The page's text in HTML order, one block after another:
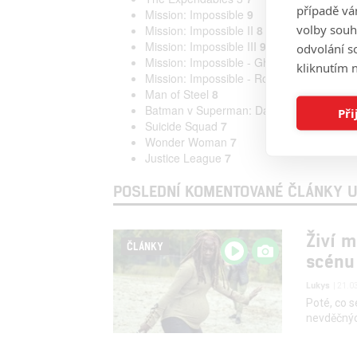
Mission: Impossible 9
Mission: Impossible II 8
Mission: Impossible III 9
Mission: Impossible - Ghost Protocol 9
Mission: Impossible - Rogue Nation
Man of Steel 8
Batman v Superman: Dawn of Justice
7
Suicide Squad 7
Wonder Woman 7
Justice League 7
POSLEDNÍ KOMENTOVANÉ ČLÁNKY
ČLÁNKY
Živí
Lukys
Poté, co
případě
volby
odvolání
kliknutím